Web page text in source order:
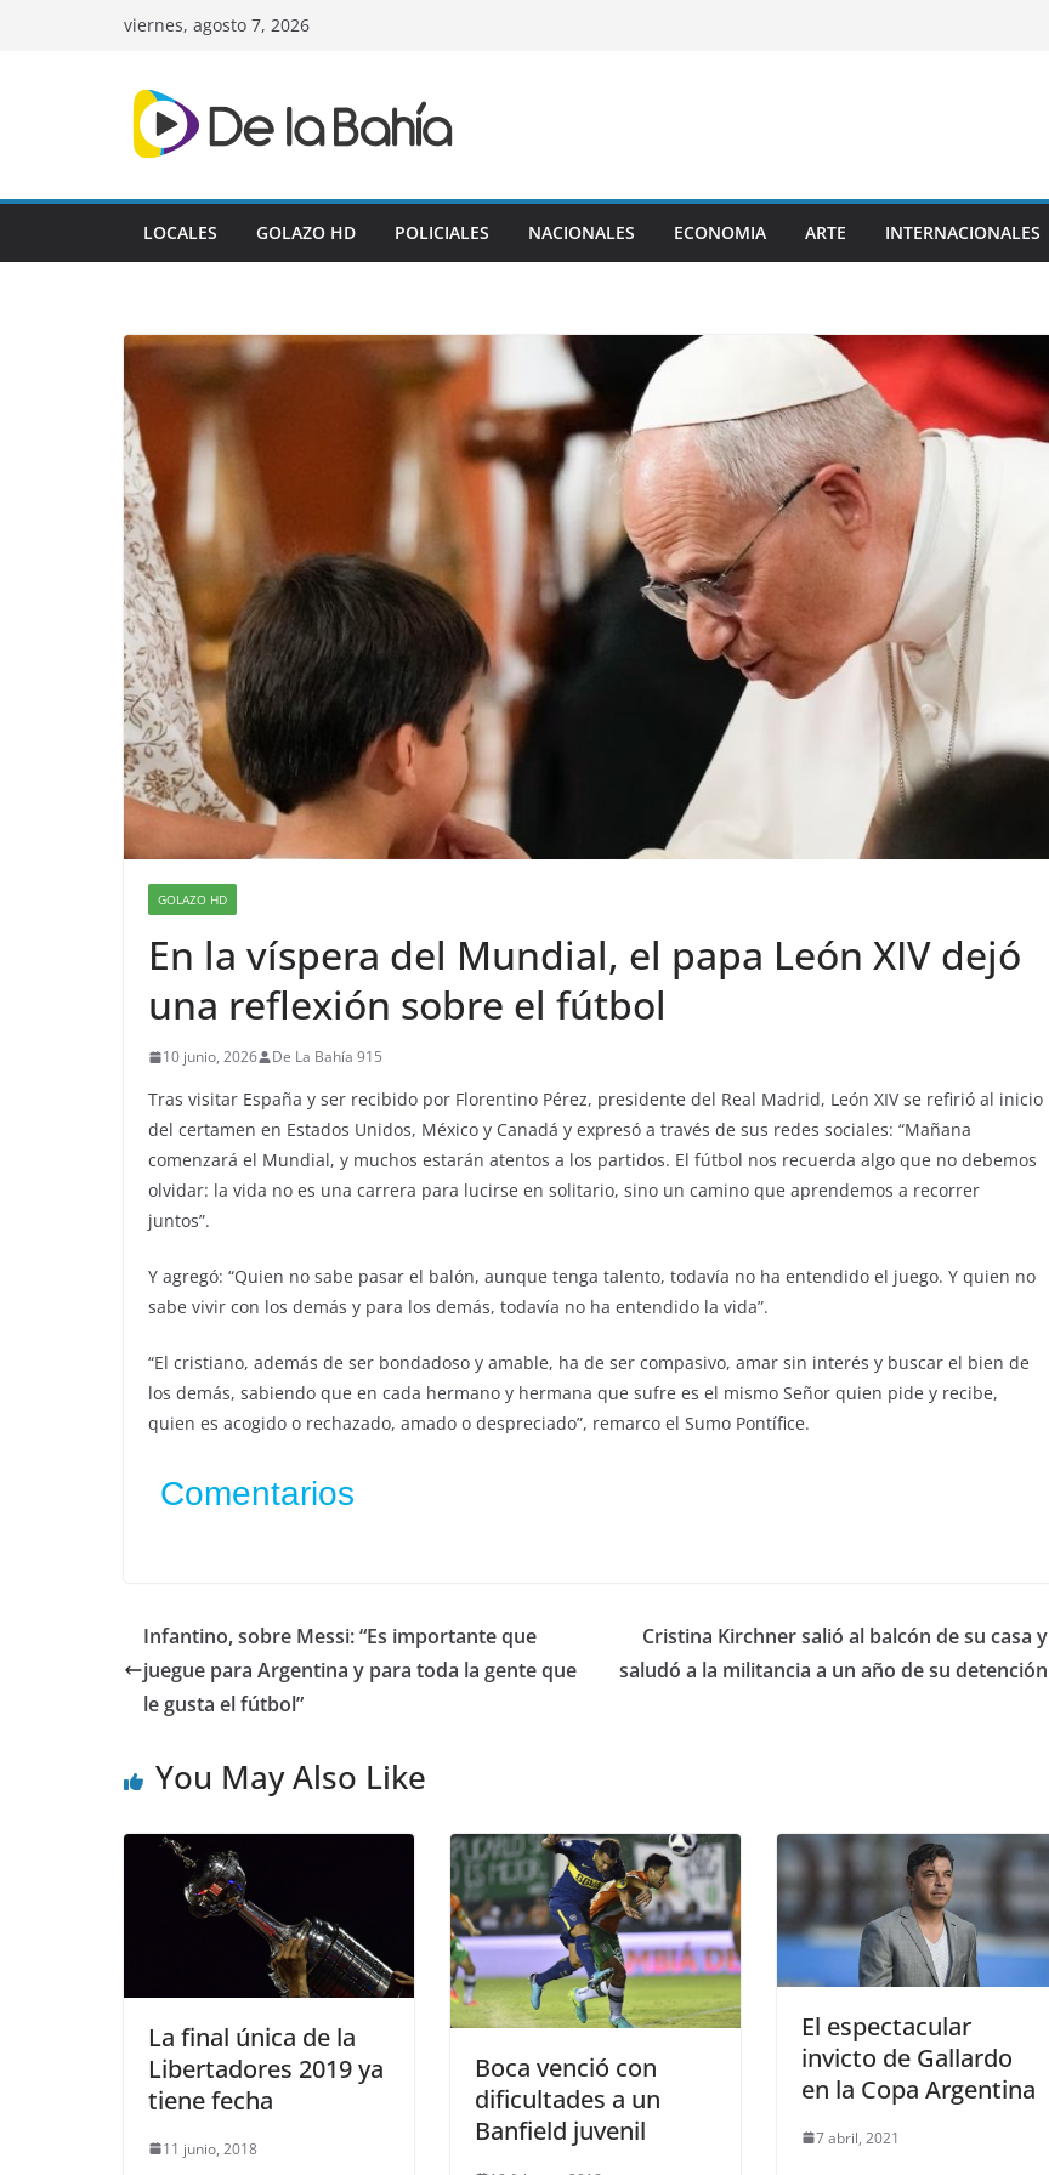
viernes, agosto 7, 2026
LOCALES GOLAZO HD POLICIALES NACIONALES ECONOMIA ARTE INTERNACIONALES
GOLAZO HD
En la víspera del Mundial, el papa León XIV dejó
una reflexión sobre el fútbol
10 junio, 2026 De La Bahía 915
Tras visitar España y ser recibido por Florentino Pérez, presidente del Real Madrid, León XIV se refirió al inicio
del certamen en Estados Unidos, México y Canadá y expresó a través de sus redes sociales: “Mañana
comenzará el Mundial, y muchos estarán atentos a los partidos. El fútbol nos recuerda algo que no debemos
olvidar: la vida no es una carrera para lucirse en solitario, sino un camino que aprendemos a recorrer
juntos”.
Y agregó: “Quien no sabe pasar el balón, aunque tenga talento, todavía no ha entendido el juego. Y quien no
sabe vivir con los demás y para los demás, todavía no ha entendido la vida”.
“El cristiano, además de ser bondadoso y amable, ha de ser compasivo, amar sin interés y buscar el bien de
los demás, sabiendo que en cada hermano y hermana que sufre es el mismo Señor quien pide y recibe,
quien es acogido o rechazado, amado o despreciado”, remarco el Sumo Pontífice.
Comentarios
Infantino, sobre Messi: “Es importante que
juegue para Argentina y para toda la gente que
le gusta el fútbol”
Cristina Kirchner salió al balcón de su casa y
saludó a la militancia a un año de su detención
You May Also Like
La final única de la
Libertadores 2019 ya
tiene fecha
11 junio, 2018
Boca venció con
dificultades a un
Banfield juvenil
El espectacular
invicto de Gallardo
en la Copa Argentina
7 abril, 2021